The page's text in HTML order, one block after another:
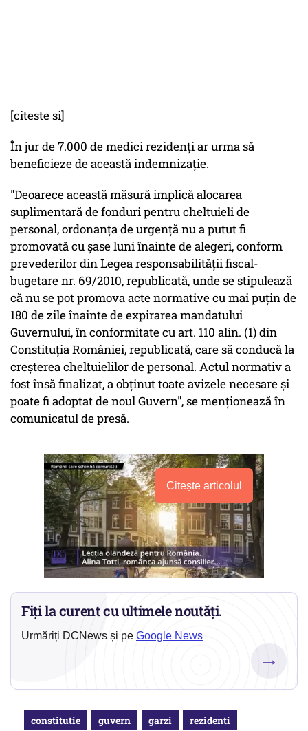
[citeste si]
În jur de 7.000 de medici rezidenţi ar urma să
beneficieze de această indemnizaţie.
"Deoarece această măsură implică alocarea
suplimentară de fonduri pentru cheltuieli de
personal, ordonanţa de urgenţă nu a putut fi
promovată cu şase luni înainte de alegeri, conform
prevederilor din Legea responsabilităţii fiscal-
bugetare nr. 69/2010, republicată, unde se stipulează
că nu se pot promova acte normative cu mai puţin de
180 de zile înainte de expirarea mandatului
Guvernului, în conformitate cu art. 110 alin. (1) din
Constituţia României, republicată, care să conducă la
creşterea cheltuielilor de personal. Actul normativ a
fost însă finalizat, a obţinut toate avizele necesare şi
poate fi adoptat de noul Guvern", se menţionează în
comunicatul de presă.
Citește articolul
Fiți la curent cu ultimele noutăți.
Urmăriți DCNews și pe Google News
→
constitutie guvern garzi rezidenti